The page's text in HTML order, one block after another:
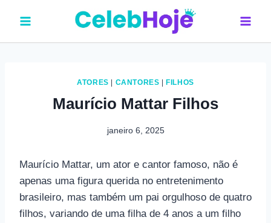
o
ATORES CANTORES FILHOS
Maurício Mattar Filhos
janeiro 6, 2025
Maurício Mattar, um ator e cantor famoso, não é
apenas uma figura querida no entretenimento
brasileiro, mas também um pai orgulhoso de quatro
filhos, variando de uma filha de 4 anos a um filho